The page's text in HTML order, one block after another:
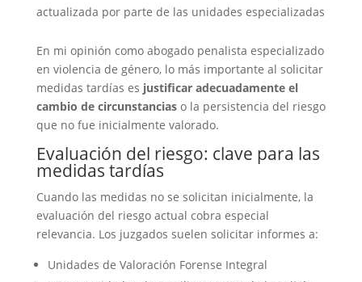
actualizada por parte de las unidades especializadas
En mi opinión como abogado penalista especializado
en violencia de género, lo más importante al solicitar
medidas tardías es justificar adecuadamente el
cambio de circunstanciaso la persistencia del riesgo
que no fue inicialmente valorado.
Evaluación del riesgo: clave para las
medidas tardías
Cuando las medidas no se solicitan inicialmente, la
evaluación del riesgo actual cobra especial
relevancia. Los juzgados suelen solicitar informes a:
Unidades de Valoración Forense Integral